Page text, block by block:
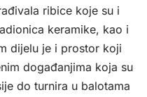
ribice koje su i
keramike, kao i
dijelu je i prostor koji
događanjima koja su
do turnira u balotama